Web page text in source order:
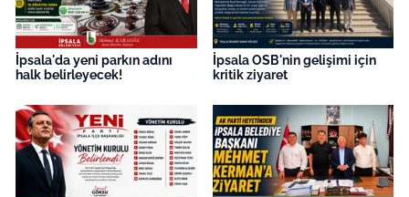
İpsala'da yeni parkın adını
halk belirleyecek!
İpsala OSB'nin gelişimi için
kritik ziyaret